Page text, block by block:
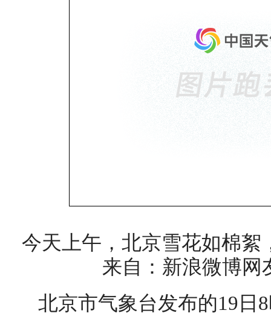
今天上午，北京雪花如棉絮
来自：新浪微博网
北京市气象台发布的19日